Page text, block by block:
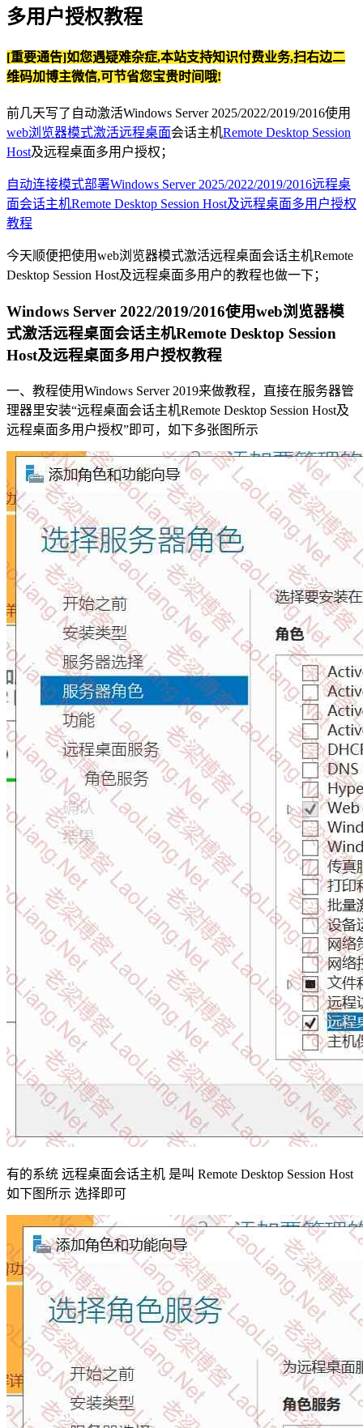
多用户授权教程
[重要通告]如您遇疑难杂症,本站支持知识付费业务,扫右边二
维码加博主微信,可节省您宝贵时间哦!
前几天写了自动激活Windows Server 2025/2022/2019/2016使用
web浏览器模式激活远程桌面会话主机Remote Desktop Session
Host及远程桌面多用户授权；
自动连接模式部署Windows Server 2025/2022/2019/2016远程桌
面会话主机Remote Desktop Session Host及远程桌面多用户授权
教程
今天顺便把使用web浏览器模式激活远程桌面会话主机Remote
Desktop Session Host及远程桌面多用户的教程也做一下；
Windows Server 2022/2019/2016使用web浏览器模
式激活远程桌面会话主机Remote Desktop Session
Host及远程桌面多用户授权教程
一、教程使用Windows Server 2019来做教程，直接在服务器管
理器里安装“远程桌面会话主机Remote Desktop Session Host及
远程桌面多用户授权”即可，如下多张图所示
有的系统 远程桌面会话主机 是叫 Remote Desktop Session Host
如下图所示 选择即可